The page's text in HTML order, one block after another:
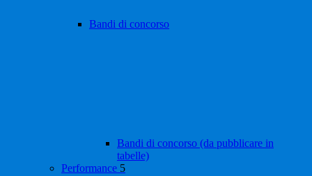
Bandi di concorso
Bandi di concorso (da pubblicare in
tabelle)
Performance 5